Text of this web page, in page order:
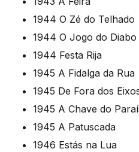
1944 O Zé do Telhado
1944 O Jogo do Diabo
1944 Festa Rija
1945 A Fidalga da Rua
1945 De Fora dos
1945 A Chave do
1945 A Patuscada
1946 Estás na Lua